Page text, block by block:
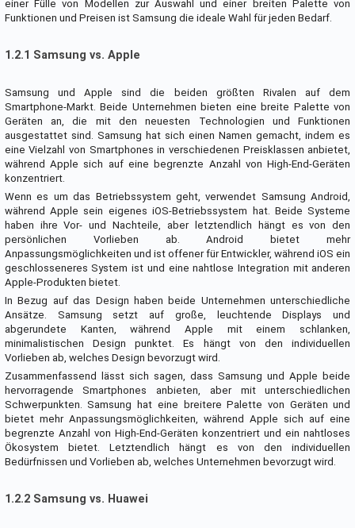
einer Fülle von Modellen zur Auswahl und einer breiten Palette von
Funktionen und Preisen ist Samsung die ideale Wahl für jeden Bedarf.
1.2.1 Samsung vs. Apple
Samsung und Apple sind die beiden größten Rivalen auf dem
Smartphone-Markt. Beide Unternehmen bieten eine breite Palette von
Geräten an, die mit den neuesten Technologien und Funktionen
ausgestattet sind. Samsung hat sich einen Namen gemacht, indem es
eine Vielzahl von Smartphones in verschiedenen Preisklassen anbietet,
während Apple sich auf eine begrenzte Anzahl von High-End-Geräten
konzentriert.
Wenn es um das Betriebssystem geht, verwendet Samsung Android,
während Apple sein eigenes iOS-Betriebssystem hat. Beide Systeme
haben ihre Vor- und Nachteile, aber letztendlich hängt es von den
persönlichen Vorlieben ab. Android bietet mehr
Anpassungsmöglichkeiten und ist offener für Entwickler, während iOS ein
geschlosseneres System ist und eine nahtlose Integration mit anderen
Apple-Produkten bietet.
In Bezug auf das Design haben beide Unternehmen unterschiedliche
Ansätze. Samsung setzt auf große, leuchtende Displays und
abgerundete Kanten, während Apple mit einem schlanken,
minimalistischen Design punktet. Es hängt von den individuellen
Vorlieben ab, welches Design bevorzugt wird.
Zusammenfassend lässt sich sagen, dass Samsung und Apple beide
hervorragende Smartphones anbieten, aber mit unterschiedlichen
Schwerpunkten. Samsung hat eine breitere Palette von Geräten und
bietet mehr Anpassungsmöglichkeiten, während Apple sich auf eine
begrenzte Anzahl von High-End-Geräten konzentriert und ein nahtloses
Ökosystem bietet. Letztendlich hängt es von den individuellen
Bedürfnissen und Vorlieben ab, welches Unternehmen bevorzugt wird.
1.2.2 Samsung vs. Huawei